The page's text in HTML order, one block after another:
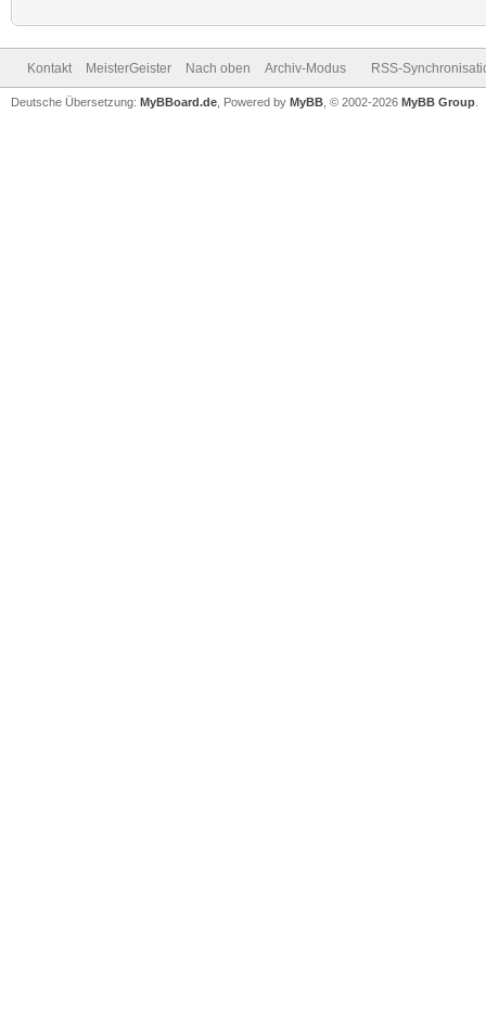
Kontakt MeisterGeister Nach oben Archiv-Modus RSS-
Deutsche Übersetzung: MyBBoard.de , Powered by MyBB , © 2002-2026 MyBB Group